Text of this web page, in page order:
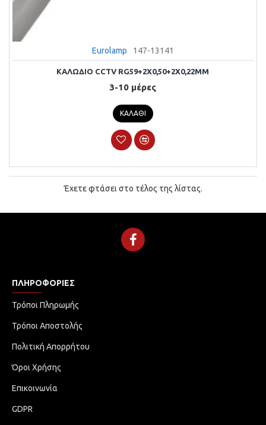
Eurolamp 147-13141
ΚΑΛΩΔΙΟ CCTV RG59+2X0,50+2X0,22MM
3-10 μέρες
ΚΑΛΆΘΙ
Έχετε φτάσει στο τέλος της λίστας.
ΠΛΗΡΟΦΟΡΊΕΣ
Τρόποι Πληρωμής
Τρόποι Αποστολής
Πολιτική Απορρήτου
Όροι Χρήσης
Επικοινωνία
GDPR